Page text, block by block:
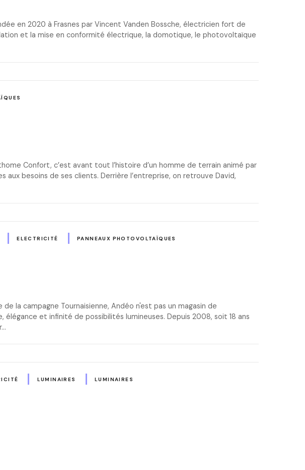
en 2020 à Frasnes par Vincent Vanden Bossche, électricien fort de
et la mise en conformité électrique, la domotique, le photovoltaïque
Confort, c’est avant tout l’histoire d’un homme de terrain animé par
besoins de ses clients. Derrière l’entreprise, on retrouve David,
ELECTRICITÉ PANNEAUX PHOTOVOLTAÏQUES
la campagne Tournaisienne, Andéo n'est pas un magasin de
et infinité de possibilités lumineuses. Depuis 2008, soit 18 ans
LUMINAIRES LUMINAIRES